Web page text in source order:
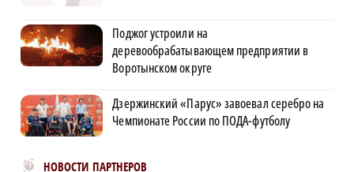
Поджог устроили на
деревообрабатывающем предприятии в
Воротынском округе
Дзержинский «Парус» завоевал серебро на
Чемпионате России по ПОДА-футболу
НОВОСТИ ПАРТНЕРОВ
Новости МирТесен